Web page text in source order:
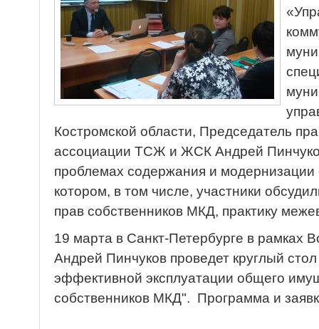
Костромской области, Председатель
ассоциации ТСЖ и ЖСК Андрей
проблемах содержания и
котором, в том числе, участники
прав собственников МКД, практику
19 марта в Санкт-Петербурге в рамках
Андрей Пинчуков проведет круглый
эффективной эксплуатации общего
собственников МКД". Программа и